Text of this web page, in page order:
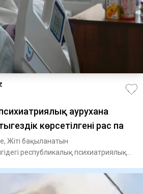
аурухана
көрсетілгені рас па
Жіті бақыланатын
республикалық психиатриялық